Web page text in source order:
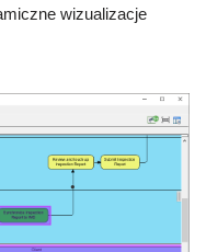
wizualizacje